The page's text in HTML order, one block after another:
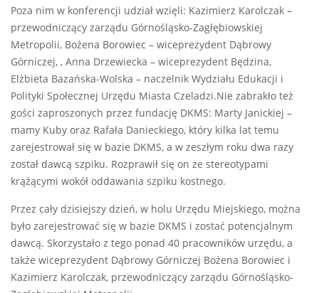
Poza nim w konferencji udział wzięli: Kazimierz Karolczak –
przewodniczący zarządu Górnośląsko-Zagłębiowskiej
Metropolii, Bożena Borowiec – wiceprezydent Dąbrowy
Górniczej, , Anna Drzewiecka – wiceprezydent Będzina,
Elżbieta Bazańska-Wolska – naczelnik Wydziału Edukacji i
Polityki Społecznej Urzędu Miasta Czeladzi.Nie zabrakło też
gości zaproszonych przez fundację DKMS: Marty Janickiej –
mamy Kuby oraz Rafała Danieckiego, który kilka lat temu
zarejestrował się w bazie DKMS, a w zeszłym roku dwa razy
został dawcą szpiku. Rozprawił się on ze stereotypami
krążącymi wokół oddawania szpiku kostnego.
Przez cały dzisiejszy dzień, w holu Urzędu Miejskiego, można
było zarejestrować się w bazie DKMS i zostać potencjalnym
dawcą. Skorzystało z tego ponad 40 pracowników urzędu, a
także wiceprezydent Dąbrowy Górniczej Bożena Borowiec i
Kazimierz Karolczak, przewodniczący zarządu Górnośląsko-